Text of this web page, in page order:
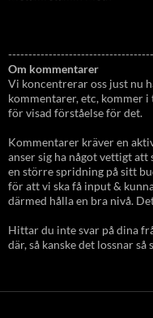
Om kommentarer
Vi koncentrerar oss just nu
kommentarer, etc, kommer
för visad förståelse för det.
Kommentarer kräver en
anser sig ha något vettigt att
en större spridning på sitt
för att vi ska få input &
därmed hålla en bra nivå.
Hittar du inte svar på dina
där, så kanske det lossnar så